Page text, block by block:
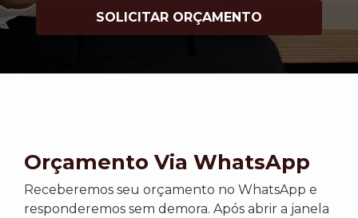
SOLICITAR ORÇAMENTO
Orçamento Via WhatsApp
Receberemos seu orçamento no WhatsApp e
responderemos sem demora. Após abrir a janela